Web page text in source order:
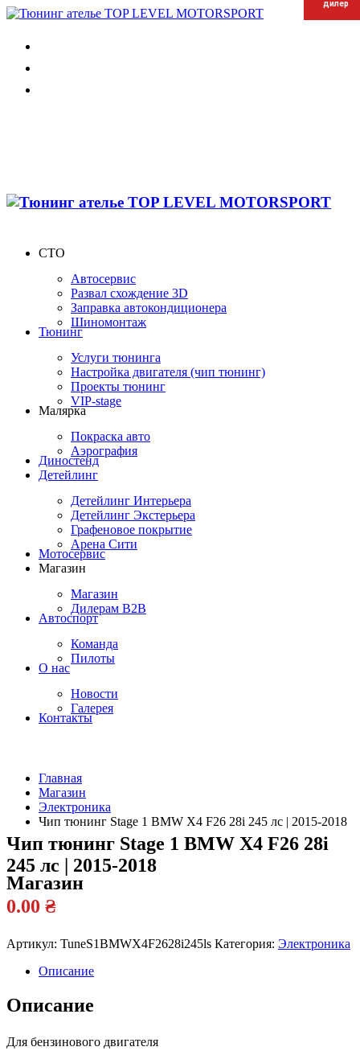
СТО
Автосервис
Развал схождение 3D
Заправка автокондиционера
Шиномонтаж
Тюнинг
Услуги тюнинга
Настройка двигателя (чип тюнинг)
Проекты тюнинг
VIP-stage
Малярка
Покраска авто
Аэрография
Диностенд
Детейлинг
Детейлинг Интерьера
Детейлинг Экстерьера
Графеновое покрытие
Арена Сити
Мотосервис
Магазин
Магазин
Дилерам B2B
Автоспорт
Команда
Пилоты
О нас
Новости
Галерея
Контакты
Главная
Магазин
Электроника
Чип тюнинг Stage 1 BMW X4 F26 28i 245 лс | 2015-2018
Магазин
Чип тюнинг Stage 1 BMW X4 F26 28i
245 лс | 2015-2018
0.00 ₴
Артикул: TuneS1BMWX4F2628i245ls Категория: Электроника
Описание
Описание
Для бензинового двигателя
дилер
дилер
дилер